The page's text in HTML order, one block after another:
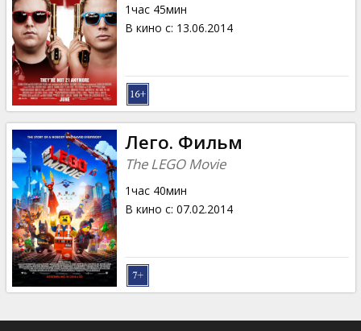
1час 45мин
В кино с: 13.06.2014
Лего. Фильм
The LEGO Movie
1час 40мин
В кино с: 07.02.2014